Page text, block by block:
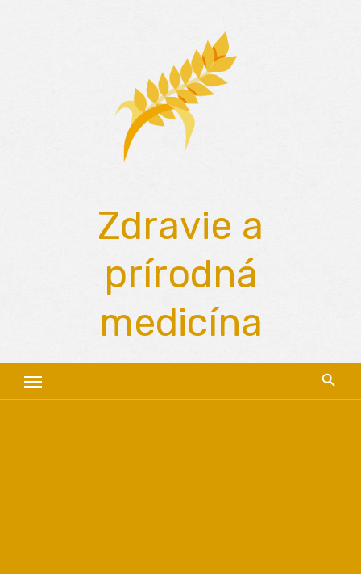
Zdravie a
prírodná
medicína